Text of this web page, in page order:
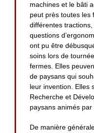
machines et le bâti
peut près toutes les
différentes
questions
ont pu être
soins lors de
fermes. Elles
de paysans qui
leur invention. Elles
Recherche et
paysans animés
De manière